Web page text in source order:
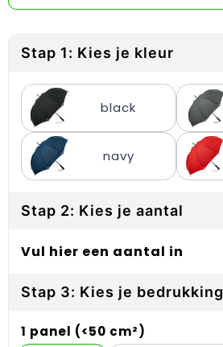
Schoenen
Schorten en Sloven
Vesten
Werkkleding sets
Opbergtassen
Opvouwbare tassen
Reistassen
Rugzakken
Sleutelhangers
PBM's
Telefoonhoesjes
Spelden en buttons
Stap 1: Kies je kleur
black
navy
Stap 2: Kies je aantal
Vul hier een aantal in
Stap 3: Kies je bedrukking
1 panel (<50 cm²)